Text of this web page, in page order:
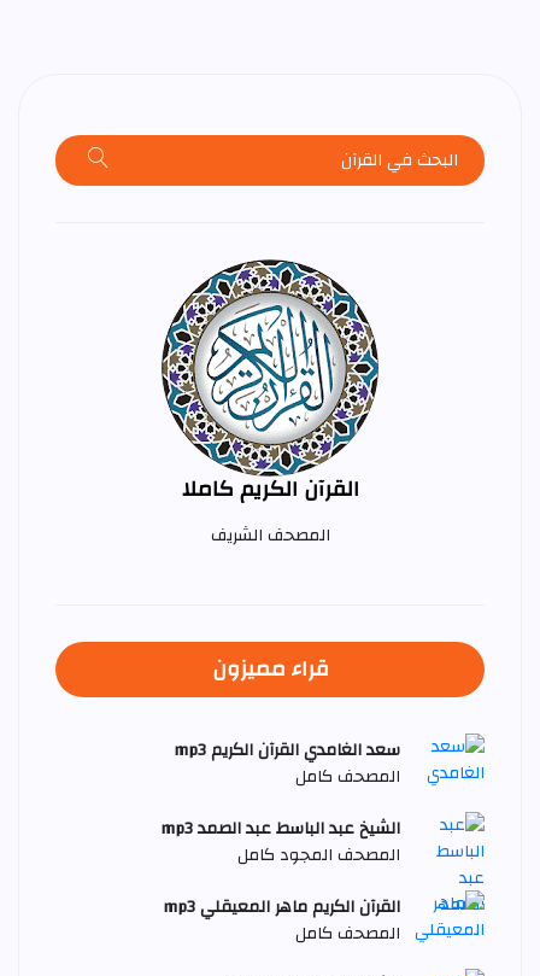
القرآن الكريم كاملا
المصحف الشريف
قراء مميزون
سعد الغامدي القرآن الكريم mp3
المصحف كامل
الشيخ عبد الباسط عبد الصمد mp3
المصحف المجود كامل
القرآن الكريم ماهر المعيقلي mp3
المصحف كامل